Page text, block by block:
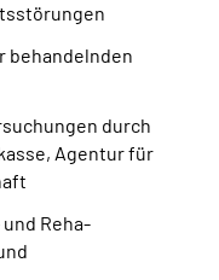
behandelnden
durch
Agentur für
Reha-